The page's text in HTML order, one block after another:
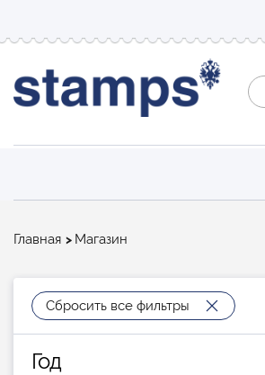
Строка
Главная Магазин
Сбросить все фильтры
Год